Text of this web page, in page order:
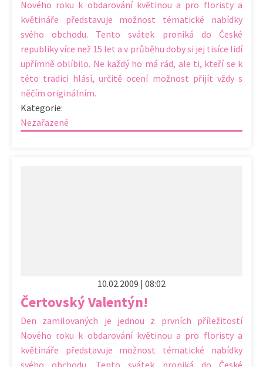
Nového roku k obdarování květinou a pro floristy a
květináře představuje možnost tématické nabídky
svého obchodu. Tento svátek proniká do České
republiky více než 15 let a v průběhu doby si jej tisíce lidí
upřímně oblíbilo. Ne každý ho má rád, ale ti, kteří se k
této tradici hlásí, určitě ocení možnost přijít vždy s
něčím originálním.
Kategorie:
Nezařazené
10.02.2009 | 08:02
Čertovský Valentýn!
Den zamilovaných je jednou z prvních příležitostí
Nového roku k obdarování květinou a pro floristy a
květináře představuje možnost tématické nabídky